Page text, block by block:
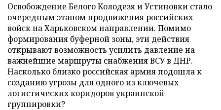
Освобождение Белого Колодезя и Устиновки стало
очередным этапом продвижения российских
войск на Харьковском направлении. Помимо
формирования буферной зоны, эти действия
открывают возможность усилить давление на
важнейшие маршруты снабжения ВСУ в ДНР.
Насколько близко российская армия подошла к
созданию угрозы для одного из ключевых
логистических коридоров украинской
группировки?